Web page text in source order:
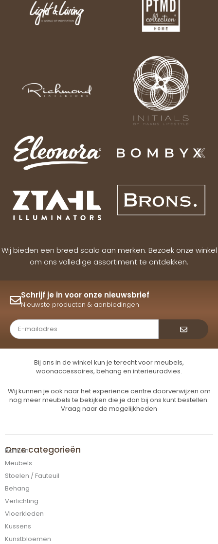
Wij bieden een breed scala aan merken. Bezoek onze winkel
om ons volledige assortiment te ontdekken.
Schrijf je in voor onze nieuwsbrief
Nieuwste producten & aanbiedingen
Bij ons in de winkel kun je terecht voor meubels,
woonaccessoires, behang en interieuradvies.
Wij kunnen je ook naar het experience centre doorverwijzen om
nog meer meubels te bekijken die je dan bij ons kunt bestellen.
Vraag naar de mogelijkheden
Onze categorieën
Banken
Meubels
Stoelen / Fauteuil
Behang
Verlichting
Vloerkleden
Kussens
Kunstbloemen